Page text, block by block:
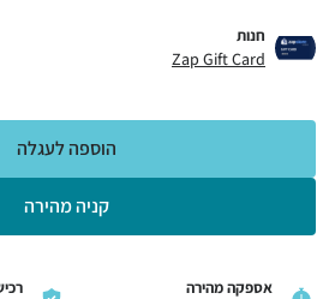
חנות
Zap Gift Card
קניה מהירה
הוספה לעגלה
אספקה מהירה